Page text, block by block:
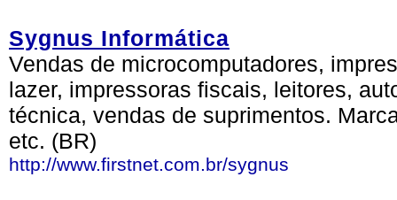
Sygnus Informática
Vendas de microcomputadores,
lazer, impressoras fiscais, leitores,
técnica, vendas de suprimentos.
etc. (BR)
http://www.firstnet.com.br/sygnus